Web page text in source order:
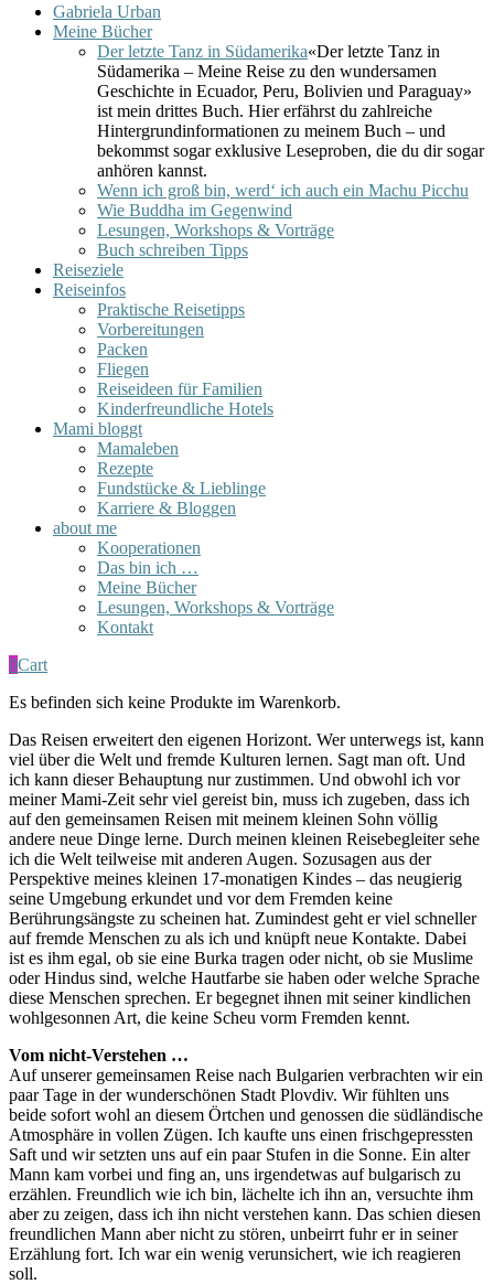
Gabriela Urban
Meine Bücher
Der letzte Tanz in Südamerika«Der letzte Tanz in
Südamerika – Meine Reise zu den wundersamen
Geschichte in Ecuador, Peru, Bolivien und Paraguay»
ist mein drittes Buch. Hier erfährst du zahlreiche
Hintergrundinformationen zu meinem Buch – und
bekommst sogar exklusive Leseproben, die du dir sogar
anhören kannst.
Wenn ich groß bin, werd‘ ich auch ein Machu Picchu
Wie Buddha im Gegenwind
Lesungen, Workshops & Vorträge
Buch schreiben Tipps
Reiseziele
Reiseinfos
Praktische Reisetipps
Vorbereitungen
Packen
Fliegen
Reiseideen für Familien
Kinderfreundliche Hotels
Mami bloggt
Mamaleben
Rezepte
Fundstücke & Lieblinge
Karriere & Bloggen
about me
Kooperationen
Das bin ich …
Meine Bücher
Lesungen, Workshops & Vorträge
Kontakt
0Cart
Es befinden sich keine Produkte im Warenkorb.
Das Reisen erweitert den eigenen Horizont. Wer unterwegs ist, kann
viel über die Welt und fremde Kulturen lernen. Sagt man oft. Und
ich kann dieser Behauptung nur zustimmen. Und obwohl ich vor
meiner Mami-Zeit sehr viel gereist bin, muss ich zugeben, dass ich
auf den gemeinsamen Reisen mit meinem kleinen Sohn völlig
andere neue Dinge lerne. Durch meinen kleinen Reisebegleiter sehe
ich die Welt teilweise mit anderen Augen. Sozusagen aus der
Perspektive meines kleinen 17-monatigen Kindes – das neugierig
seine Umgebung erkundet und vor dem Fremden keine
Berührungsängste zu scheinen hat. Zumindest geht er viel schneller
auf fremde Menschen zu als ich und knüpft neue Kontakte. Dabei
ist es ihm egal, ob sie eine Burka tragen oder nicht, ob sie Muslime
oder Hindus sind, welche Hautfarbe sie haben oder welche Sprache
diese Menschen sprechen. Er begegnet ihnen mit seiner kindlichen
wohlgesonnen Art, die keine Scheu vorm Fremden kennt.
Vom nicht-Verstehen …
Auf unserer gemeinsamen Reise nach Bulgarien verbrachten wir ein
paar Tage in der wunderschönen Stadt Plovdiv. Wir fühlten uns
beide sofort wohl an diesem Örtchen und genossen die südländische
Atmosphäre in vollen Zügen. Ich kaufte uns einen frischgepressten
Saft und wir setzten uns auf ein paar Stufen in die Sonne. Ein alter
Mann kam vorbei und fing an, uns irgendetwas auf bulgarisch zu
erzählen. Freundlich wie ich bin, lächelte ich ihn an, versuchte ihm
aber zu zeigen, dass ich ihn nicht verstehen kann. Das schien diesen
freundlichen Mann aber nicht zu stören, unbeirrt fuhr er in seiner
Erzählung fort. Ich war ein wenig verunsichert, wie ich reagieren
soll.